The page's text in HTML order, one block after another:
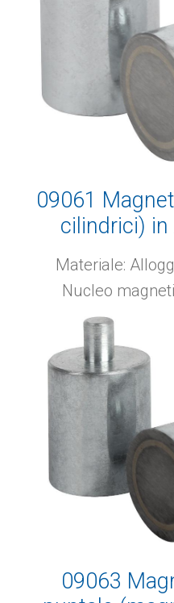
09061
cilindrici) in
tolleranza di
Materiale:
Nucleo
09063